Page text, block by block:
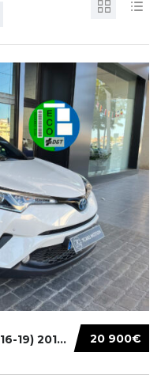
20 900€
TOYOTA C-HR HYBRID (X) 5P (16-19) 2019...